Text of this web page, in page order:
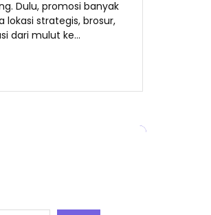
Dulu, promosi banyak
lokasi strategis, brosur,
dari mulut ke…